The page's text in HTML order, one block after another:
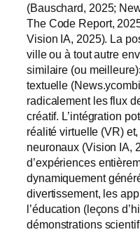
(Bauschard, 2025;
The Code Report,
Vision IA, 2025). La
ville ou à tout autre
similaire (ou
textuelle
radicalement les flux
créatif. L’intégration
réalité virtuelle (VR)
neuronaux (Vision IA,
d’expériences
dynamiquement
divertissement, les
l’éducation (leçons
démonstrations